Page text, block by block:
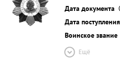
Дата документа
Дата
Воинское звание
Ещё